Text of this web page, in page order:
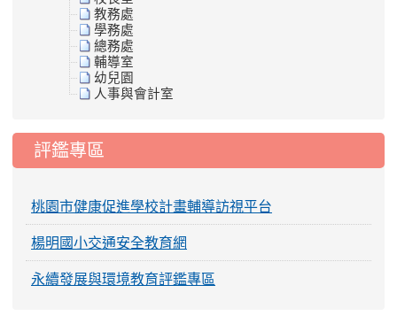
教務處
學務處
總務處
輔導室
幼兒園
人事與會計室
評鑑專區
桃園市健康促進學校計畫輔導訪視平台
楊明國小交通安全教育網
永續發展與環境教育評鑑專區